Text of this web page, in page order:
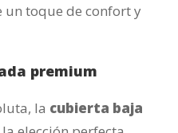
toque de confort y
premium
la cubierta baja